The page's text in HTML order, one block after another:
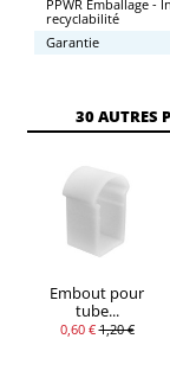
PPWR Emballage -
recyclabilité
Garantie
30 AUTRES
Embout pour
tube...
0,60 € 1,20 €